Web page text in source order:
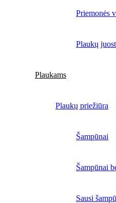
Priemonės
Plaukų
Plaukams
Plaukų priežiūra
Šampūnai
Šampūnai
Sausi